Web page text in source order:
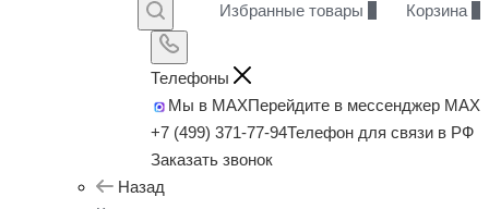
Избранные товары Корзина
Телефоны
Мы в MAXПерейдите в мессенджер MAX
+7 (499) 371-77-94Телефон для связи в РФ
Заказать звонок
Назад